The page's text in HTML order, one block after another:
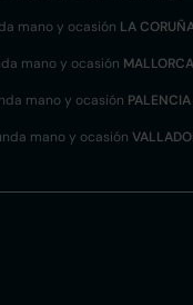
mano y ocasión LA
mano y ocasión MALLORCA
mano y ocasión PALENCIA
mano y ocasión